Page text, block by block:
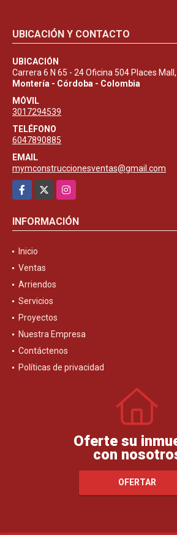
UBICACIÓN Y CONTACTO
UBICACIÓN
Carrera 6 N 65 - 24 Oficina 504 Places
Montería - Córdoba - Colombia
MÓVIL
3017294539
TELÉFONO
6047890885
EMAIL
mymconstruccionesventas@gmail.com
Facebook
Instagram
INFORMACIÓN
Inicio
Ventas
Arriendos
Servicios
Proyectos
Nuestra Empresa
Contáctenos
Políticas de privacidad
Oferte su
con
OFERTAR